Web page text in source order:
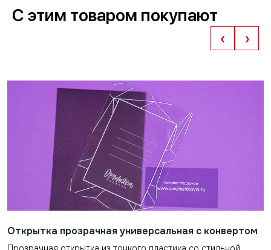
С этим товаром покупают
‹ ›
Открытка прозрачная универсальная с конвертом